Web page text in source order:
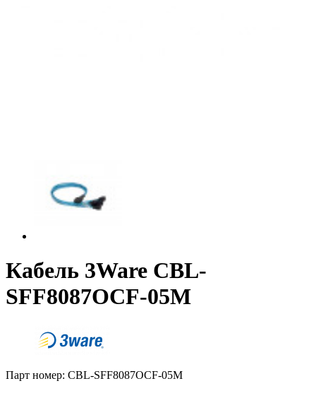
Кабель 3Ware CBL-
SFF8087OCF-05M
Парт номер: CBL-SFF8087OCF-05M